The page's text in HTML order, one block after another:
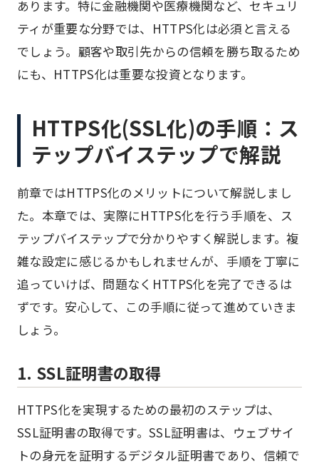
あります。特に金融機関や医療機関など、セキュリ
ティが重要な分野では、HTTPS化は必須と言える
でしょう。顧客や取引先からの信頼を勝ち取るため
にも、HTTPS化は重要な投資となります。
HTTPS化(SSL化)の手順：ス
テップバイステップで解説
前章ではHTTPS化のメリットについて解説しまし
た。本章では、実際にHTTPS化を行う手順を、ス
テップバイステップで分かりやすく解説します。複
雑な設定に感じるかもしれませんが、手順を丁寧に
追っていけば、問題なくHTTPS化を完了できるは
ずです。安心して、この手順に従って進めていきま
しょう。
1. SSL証明書の取得
HTTPS化を実現するための最初のステップは、
SSL証明書の取得です。SSL証明書は、ウェブサイ
トの身元を証明するデジタル証明書であり、信頼で